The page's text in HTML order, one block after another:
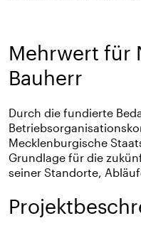
Mehrwert für
Bauherr
Durch die fundierte
Mecklenburgische
Grundlage für die
seiner Standorte,